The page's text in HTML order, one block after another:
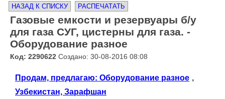
НАЗАД К СПИСКУ РАСПЕЧАТАТЬ
Газовые емкости и резервуары б/у
для газа СУГ, цистерны для газа. -
Оборудование разное
Код: 2290622 Создано: 30-08-2016 08:08
Продам, предлагаю: Оборудование разное ,
Узбекистан, Зарафшан